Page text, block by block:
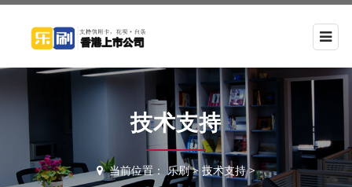
技术支持
当前位置： 乐刷> 技术支持>